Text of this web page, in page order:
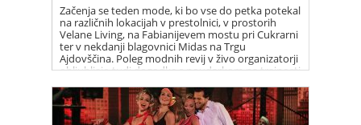
Začenja se teden mode, ki bo vse do petka potekal
na različnih lokacijah v prestolnici, v prostorih
Velane Living, na Fabianijevem mostu pri Cukrarni
ter v nekdanji blagovnici Midas na Trgu
Ajdovščina. Poleg modnih revij v živo organizatorji
obljubljajo tudi dogodke s poudarkom na trajnosti